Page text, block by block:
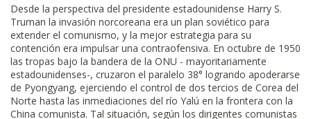
Desde la perspectiva del presidente estadounidense Harry S.
Truman la invasión norcoreana era un plan soviético para
extender el comunismo, y la mejor estrategia para su
contención era impulsar una contraofensiva. En octubre de 1950
las tropas bajo la bandera de la ONU - mayoritariamente
estadounidenses-, cruzaron el paralelo 38° logrando apoderarse
de Pyongyang, ejerciendo el control de dos tercios de Corea del
Norte hasta las inmediaciones del río Yalú en la frontera con la
China comunista. Tal situación, según los dirigentes comunistas